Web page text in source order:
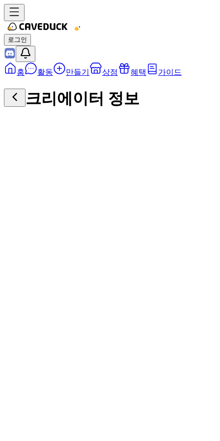
로그인
홈 활동 만들기 상점 혜택 가이드
크리에이터 정보